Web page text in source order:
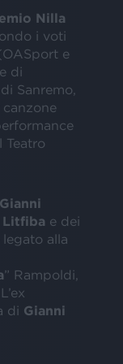
Nilla
i voti
e
di
Sanremo,
Teatro
Gianni
Litfiba e dei
alla
” Rampoldi,
di Gianni